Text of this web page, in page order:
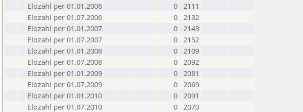
Elozahl per 01.01.2006
0 2111
Elozahl per 01.07.2006
0 2132
Elozahl per 01.01.2007
0 2143
Elozahl per 01.07.2007
0 2152
Elozahl per 01.01.2008
0 2109
Elozahl per 01.07.2008
0 2092
Elozahl per 01.01.2009
0 2081
Elozahl per 01.07.2009
0 2069
Elozahl per 01.01.2010
0 2091
Elozahl per 01.07.2010
0 2070